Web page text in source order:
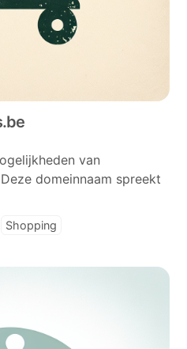
van
domeinnaam spreekt
Shopping